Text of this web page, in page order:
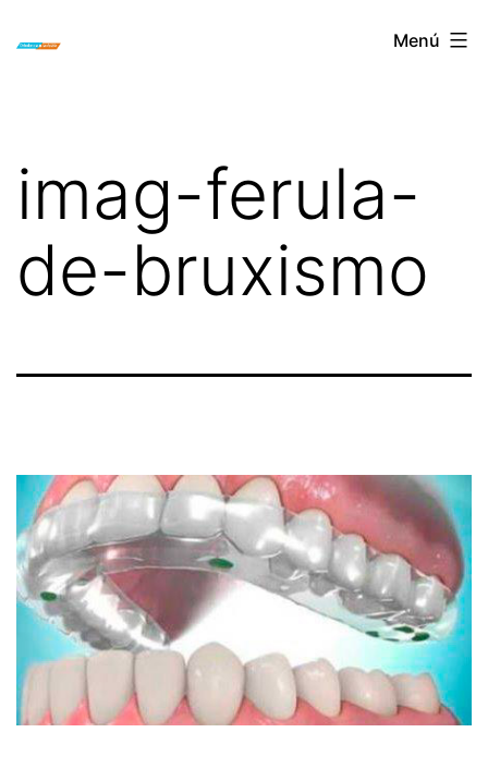
ORTODONCIA
Menú
imag-ferula-
de-bruxismo